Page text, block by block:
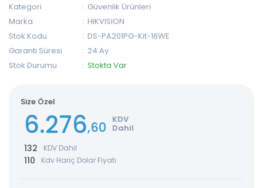
Kategori
Güvenlik Ürünleri
Marka
HIKVISION
Stok Kodu
DS-PA201PG-Kit-16WE
Garanti Süresi
24 Ay
Stok Durumu
Stokta Var
Size Özel
6.276,60 KDV
Dahil
132 KDV Dahil
110 Kdv Hariç Dolar Fiyatı